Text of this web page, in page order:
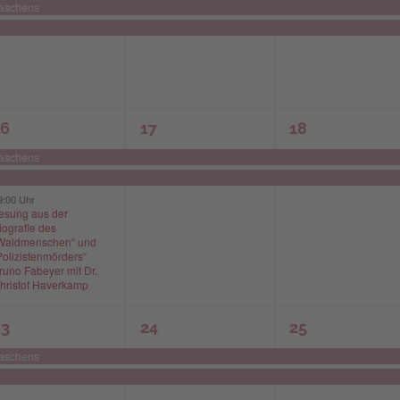
Veranstaltungen,
Uhr
aus der
des
und
Fabeyer mit Dr.
Haverkamp
2
Veranstaltungen,
17
2
18
2
Veranstaltungen,
24
2
25